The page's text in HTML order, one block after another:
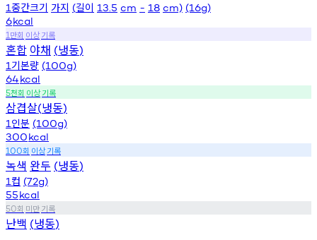
1중간크기 가지 (길이 13.5 cm - 18 cm) (16g)
6kcal
1 만회 이상기록
혼합 야채 (냉동)
1 기본량 (100g)
64kcal
5천회 이상기록
삼겹살(냉동)
1 인분 (100g)
300kcal
100회 이상기록
녹색 완두 (냉동)
1 컵 (72g)
55kcal
50회 미만기록
난백 (냉동)